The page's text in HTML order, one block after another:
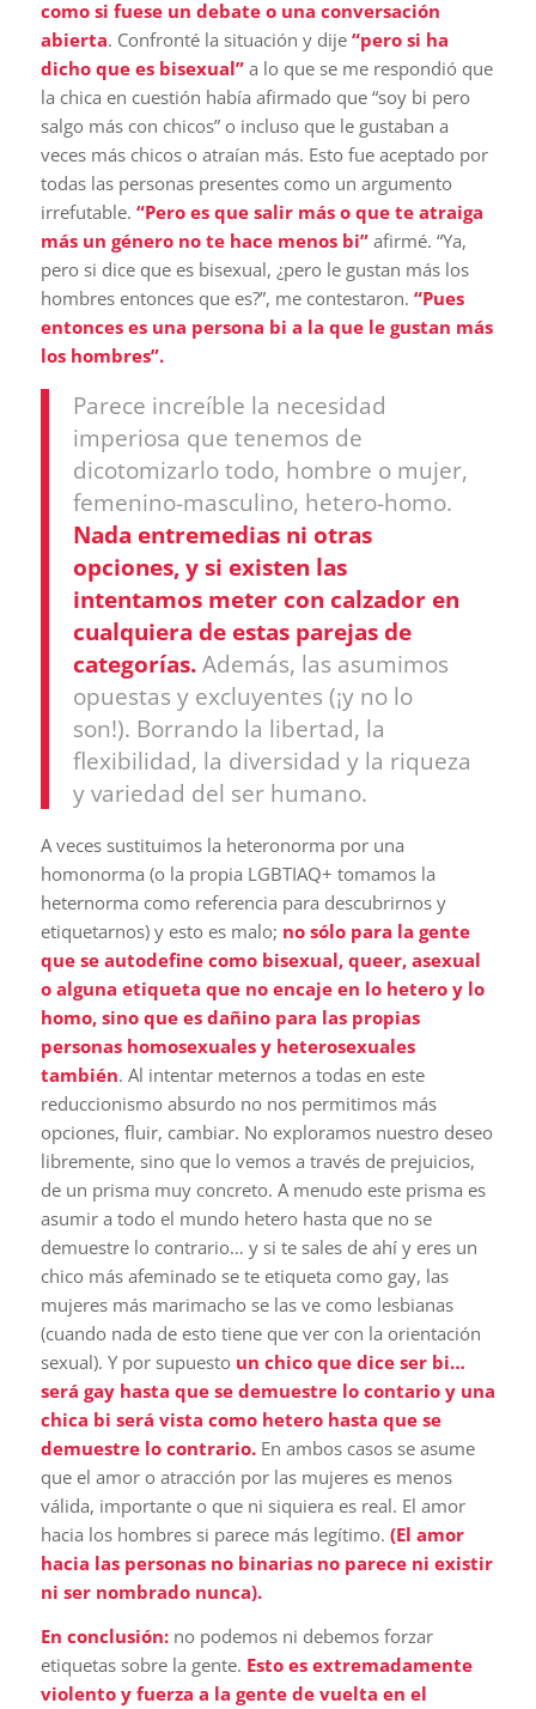
como si fuese un debate o una conversación
abierta. Confronté la situación y dije “pero si ha
dicho que es bisexual”a lo que se me respondió que
la chica en cuestión había afirmado que “soy bi pero
salgo más con chicos” o incluso que le gustaban a
veces más chicos o atraían más. Esto fue aceptado por
todas las personas presentes como un argumento
irrefutable. “Pero es que salir más o que te atraiga
más un género no te hace menos bi”afirmé. “Ya,
pero si dice que es bisexual, ¿pero le gustan más los
hombres entonces que es?”, me contestaron. “Pues
entonces es una persona bi a la que le gustan más
los hombres”.
Parece increíble la necesidad
imperiosa que tenemos de
dicotomizarlo todo, hombre o mujer,
femenino-masculino, hetero-homo.
Nada entremedias ni otras
opciones, y si existen las
intentamos meter con calzador en
cualquiera de estas parejas de
categorías.Además, las asumimos
opuestas y excluyentes (¡y no lo
son!). Borrando la libertad, la
flexibilidad, la diversidad y la riqueza
y variedad del ser humano.
A veces sustituimos la heteronorma por una
homonorma (o la propia LGBTIAQ+ tomamos la
heternorma como referencia para descubrirnos y
etiquetarnos) y esto es malo; no sólo para la gente
que se autodefine como bisexual, queer, asexual
o alguna etiqueta que no encaje en lo hetero y lo
homo, sino que es dañino para las propias
personas homosexuales y heterosexuales
también. Al intentar meternos a todas en este
reduccionismo absurdo no nos permitimos más
opciones, fluir, cambiar. No exploramos nuestro deseo
libremente, sino que lo vemos a través de prejuicios,
de un prisma muy concreto. A menudo este prisma es
asumir a todo el mundo hetero hasta que no se
demuestre lo contrario… y si te sales de ahí y eres un
chico más afeminado se te etiqueta como gay, las
mujeres más marimacho se las ve como lesbianas
(cuando nada de esto tiene que ver con la orientación
sexual). Y por supuesto un chico que dice ser bi…
será gay hasta que se demuestre lo contario y una
chica bi será vista como hetero hasta que se
demuestre lo contrario.En ambos casos se asume
que el amor o atracción por las mujeres es menos
válida, importante o que ni siquiera es real. El amor
hacia los hombres si parece más legítimo. (El amor
hacia las personas no binarias no parece ni existir
ni ser nombrado nunca).
En conclusión:no podemos ni debemos forzar
etiquetas sobre la gente. Esto es extremadamente
violento y fuerza a la gente de vuelta en el